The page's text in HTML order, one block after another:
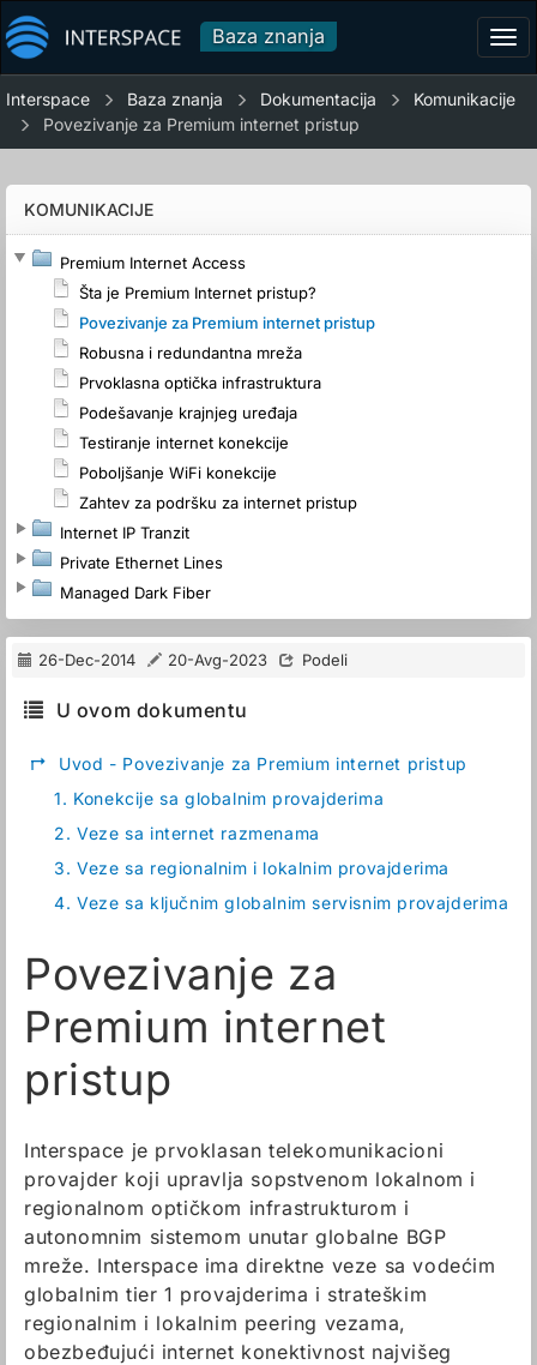
Baza znanja
Interspace Baza znanja Dokumentacija
Komunikacije
Povezivanje za Premium internet pristup
KOMUNIKACIJE
Premium Internet Access
Šta je Premium Internet pristup?
Povezivanje za Premium internet pristup
Robusna i redundantna mreža
Prvoklasna optička infrastruktura
Podešavanje krajnjeg uređaja
Testiranje internet konekcije
Poboljšanje WiFi konekcije
Zahtev za podršku za internet pristup
Internet IP Tranzit
Private Ethernet Lines
Managed Dark Fiber
26-Dec-2014 20-Avg-2023 Podeli
U ovom dokumentu
↱
Uvod - Povezivanje za Premium internet pristup
1. Konekcije sa globalnim provajderima
2. Veze sa internet razmenama
3. Veze sa regionalnim i lokalnim provajderima
4. Veze sa ključnim globalnim servisnim provajderima
Povezivanje za
Premium internet
pristup
Interspace je prvoklasan telekomunikacioni
provajder koji upravlja sopstvenom lokalnom i
regionalnom optičkom infrastrukturom i
autonomnim sistemom unutar globalne BGP
mreže. Interspace ima direktne veze sa vodećim
globalnim tier 1 provajderima i strateškim
regionalnim i lokalnim peering vezama,
obezbeđujući internet konektivnost najvišeg